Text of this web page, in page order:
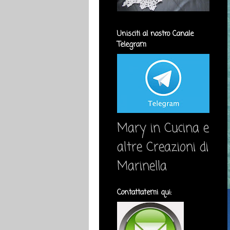
Unisciti al nostro Canale
Telegram
Mary in Cucina e
altre Creazioni di
Marinella
Contattatemi qui: